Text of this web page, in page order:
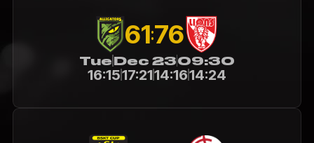
61:76
TueDec 2309:30
16:1517:2114:1614:24